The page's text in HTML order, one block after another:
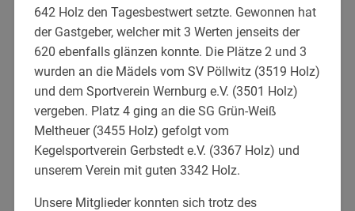
642 Holz den Tagesbestwert setzte. Gewonnen hat
der Gastgeber, welcher mit 3 Werten jenseits der
620 ebenfalls glänzen konnte. Die Plätze 2 und 3
wurden an die Mädels vom SV Pöllwitz (3519 Holz)
und dem Sportverein Wernburg e.V. (3501 Holz)
vergeben. Platz 4 ging an die SG Grün-Weiß
Meltheuer (3455 Holz) gefolgt vom
Kegelsportverein Gerbstedt e.V. (3367 Holz) und
unserem Verein mit guten 3342 Holz.
Unsere Mitglieder konnten sich trotz des